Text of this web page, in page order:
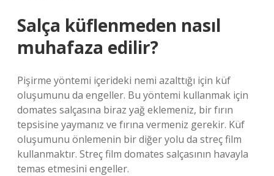
Salça küflenmeden nasıl
muhafaza edilir?
Pişirme yöntemi içerideki nemi azalttığı için küf
oluşumunu da engeller. Bu yöntemi kullanmak için
domates salçasına biraz yağ eklemeniz, bir fırın
tepsisine yaymanız ve fırına vermeniz gerekir. Küf
oluşumunu önlemenin bir diğer yolu da streç film
kullanmaktır. Streç film domates salçasının havayla
temas etmesini engeller.